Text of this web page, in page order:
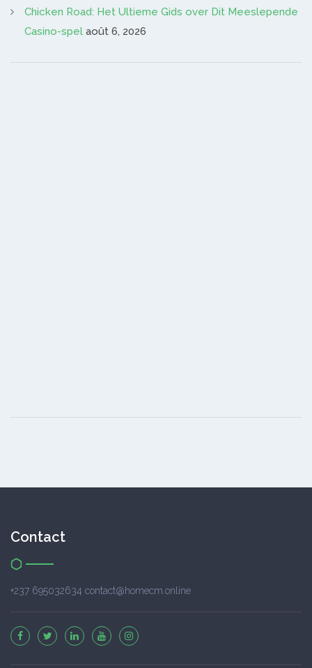
Chicken Road: Het Ultieme Gids over Dit Meeslepende
Casino-spel août 6, 2026
Contact
+237 695032634 contact@homecm.online